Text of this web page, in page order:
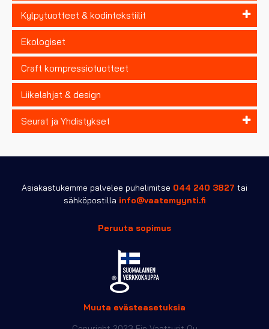
Kylpytuotteet & kodintekstiilit
Ekologiset
Craft kompressiotuotteet
Liikelahjat & design
Seurat ja Yhdistykset
Asiakastukemme palvelee puhelimitse 044 240 3827 tai
sähköpostilla info@vaatemyynti.fi
Peruuta sopimus
Muuta evästeasetuksia